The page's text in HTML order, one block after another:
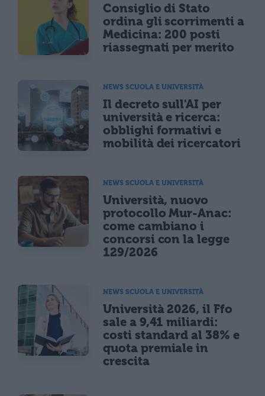
Consiglio di Stato
ordina gli scorrimenti a
Medicina: 200 posti
riassegnati per merito
NEWS SCUOLA E UNIVERSITÀ
Il decreto sull'AI per
università e ricerca:
obblighi formativi e
mobilità dei ricercatori
NEWS SCUOLA E UNIVERSITÀ
Università, nuovo
protocollo Mur-Anac:
come cambiano i
concorsi con la legge
129/2026
NEWS SCUOLA E UNIVERSITÀ
Università 2026, il Ffo
sale a 9,41 miliardi:
costi standard al 38% e
quota premiale in
crescita